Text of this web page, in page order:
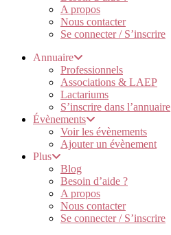
A propos
Nous contacter
Se connecter / S’inscrire
Annuaire
Professionnels
Associations & LAEP
Lactariums
S’inscrire dans l’annuaire
Évènements
Voir les évènements
Ajouter un évènement
Plus
Blog
Besoin d’aide ?
A propos
Nous contacter
Se connecter / S’inscrire